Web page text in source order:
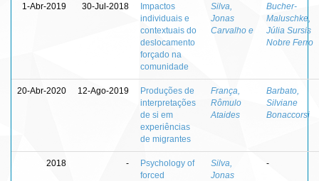
1-Abr-2019 30-Jul-2018
Impactos
individuais e
contextuais do
deslocamento
forçado na
comunidade
Silva,
Jonas
Carvalho e
Bucher-
Maluschke,
Júlia Sursis
Nobre Ferro
20-Abr-2020 12-Ago-2019
Produções de
interpretações
de si em
experiências
de migrantes
França,
Rômulo
Ataides
Barbato,
Silviane
Bonaccorsi
2018 -
Psychology of
forced
Silva,
Jonas
-